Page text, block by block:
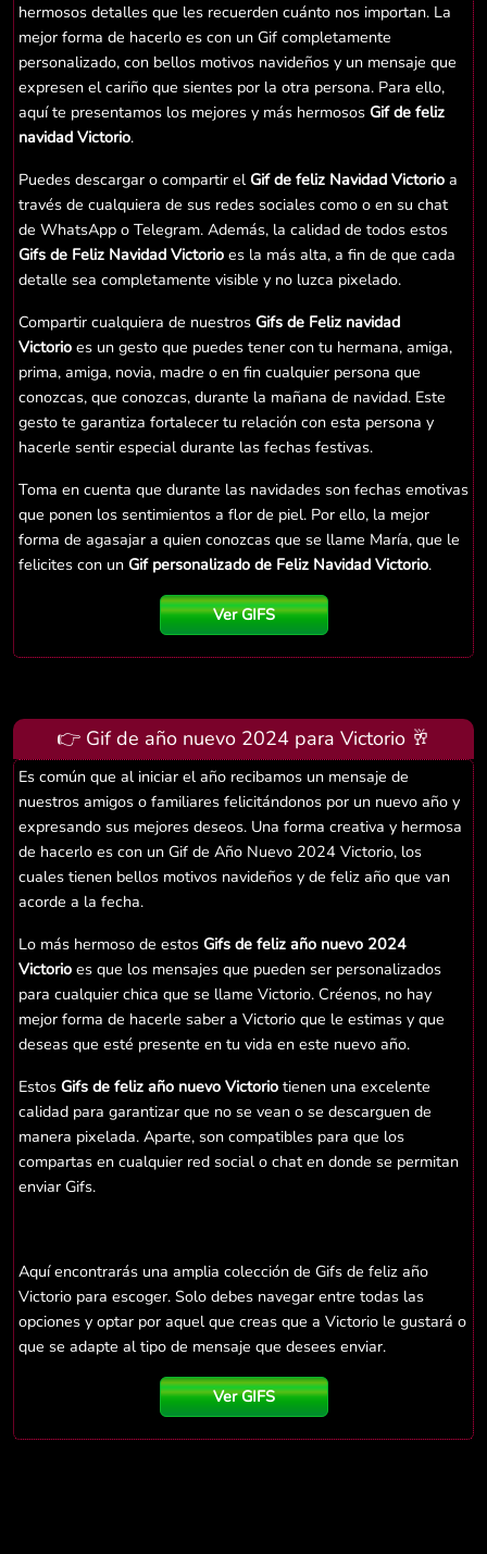
hermosos detalles que les recuerden cuánto nos importan. La
mejor forma de hacerlo es con un Gif completamente
personalizado, con bellos motivos navideños y un mensaje que
expresen el cariño que sientes por la otra persona. Para ello,
aquí te presentamos los mejores y más hermosos Gif de feliz
navidad Victorio.
Puedes descargar o compartir elGif de feliz Navidad Victorio a
través de cualquiera de sus redes sociales como o en su chat
de WhatsApp o Telegram. Además, la calidad de todos estos
Gifs de Feliz Navidad Victorio es la más alta, a fin de que cada
detalle sea completamente visible y no luzca pixelado.
Compartir cualquiera de nuestros Gifs de Feliz navidad
Victorio es un gesto que puedes tener con tu hermana, amiga,
prima, amiga, novia, madre o en fin cualquier persona que
conozcas, que conozcas, durante la mañana de navidad. Este
gesto te garantiza fortalecer tu relación con esta persona y
hacerle sentir especial durante las fechas festivas.
Toma en cuenta que durante las navidades son fechas emotivas
que ponen los sentimientos a flor de piel. Por ello, la mejor
forma de agasajar a quien conozcas que se llame María, que le
felicites con un Gif personalizado de Feliz Navidad Victorio.
Ver GIFS
👉 Gif de año nuevo 2024 para Victorio 🥂
Es común que al iniciar el año recibamos un mensaje de
nuestros amigos o familiares felicitándonos por un nuevo año y
expresando sus mejores deseos. Una forma creativa y hermosa
de hacerlo es con un Gif de Año Nuevo 2024 Victorio, los
cuales tienen bellos motivos navideños y de feliz año que van
acorde a la fecha.
Lo más hermoso de estos Gifs de feliz año nuevo 2024
Victorio es que los mensajes que pueden ser personalizados
para cualquier chica que se llame Victorio. Créenos, no hay
mejor forma de hacerle saber a Victorio que le estimas y que
deseas que esté presente en tu vida en este nuevo año.
Estos Gifs de feliz año nuevo Victorio tienen una excelente
calidad para garantizar que no se vean o se descarguen de
manera pixelada. Aparte, son compatibles para que los
compartas en cualquier red social o chat en donde se permitan
enviar Gifs.
Aquí encontrarás una amplia colección de Gifs de feliz año
Victorio para escoger. Solo debes navegar entre todas las
opciones y optar por aquel que creas que a Victorio le gustará o
que se adapte al tipo de mensaje que desees enviar.
Ver GIFS